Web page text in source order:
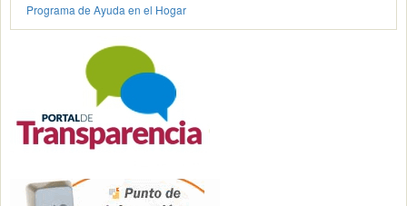
Programa de Ayuda en el Hogar